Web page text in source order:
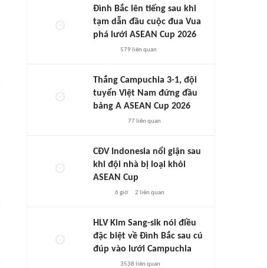
Đình Bắc lên tiếng sau khi
tạm dẫn đầu cuộc đua Vua
phá lưới ASEAN Cup 2026
579 liên quan
Thắng Campuchia 3-1, đội
tuyển Việt Nam đứng đầu
bảng A ASEAN Cup 2026
77liên quan
CĐV Indonesia nổi giận sau
khi đội nhà bị loại khỏi
ASEAN Cup
6 giờ 2 liên quan
HLV Kim Sang-sik nói điều
đặc biệt về Đình Bắc sau cú
đúp vào lưới Campuchia
3538 liên quan